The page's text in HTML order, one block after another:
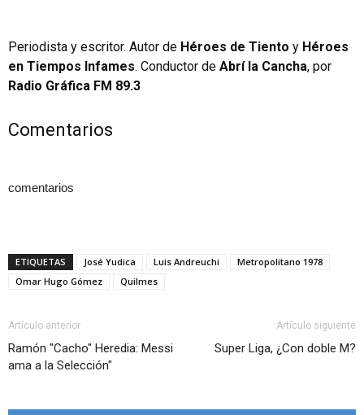
Periodista y escritor. Autor de Héroes de Tiento y Héroes
en Tiempos Infames. Conductor de Abrí la Cancha, por
Radio Gráfica FM 89.3
Comentarios
comentarios
ETIQUETAS José Yudica Luis Andreuchi
Metropolitano 1978
Omar Hugo Gómez
Quilmes
Artículo anterior
Ramón "Cacho" Heredia: Messi
ama a la Selección"
Artículo siguiente
Super Liga, ¿Con doble M?